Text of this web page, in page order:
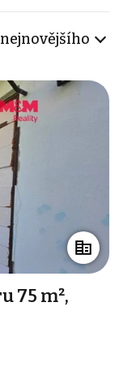
nejnovějšího
75 m²,